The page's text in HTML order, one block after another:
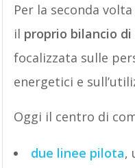
Per la seconda
il proprio bilancio
focalizzata sulle
energetici e
Oggi il centro di
due linee pilota,